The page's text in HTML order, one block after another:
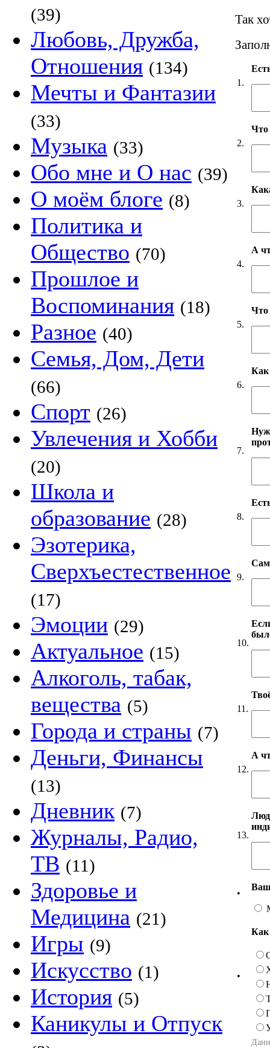
(39)
Любовь, Дружба,
Отношения (134)
Мечты и Фантазии
(33)
Музыка (33)
Обо мне и О нас (39)
О моём блоге (8)
Политика и
Общество (70)
Прошлое и
Воспоминания (18)
Разное (40)
Семья, Дом, Дети
(66)
Спорт (26)
Увлечения и Хобби
(20)
Школа и
образование (28)
Эзотерика,
Сверхъестественное
(17)
Эмоции (29)
Актуальное (15)
Алкоголь, табак,
вещества (5)
Города и страны (7)
Деньги, Финансы
(13)
Дневник (7)
Журналы, Радио,
ТВ (11)
Здоровье и
Медицина (21)
Игры (9)
Искусство (1)
История (5)
Каникулы и Отпуск
Так
1.
2.
Что
3.
4.
А
5.
Что
6.
Как
7.
8.
9.
10.
11.
12.
А
13.
•
•
Как